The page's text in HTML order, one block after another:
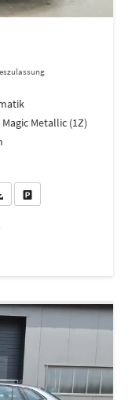
Metallic (1Z)
Sie an
PDF-Datei, Fahrzeugexposé